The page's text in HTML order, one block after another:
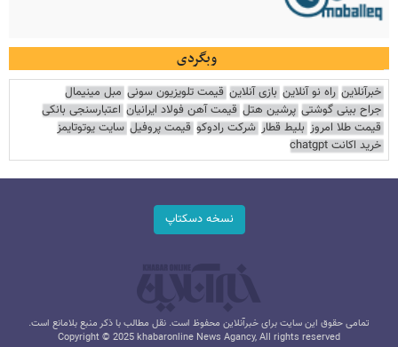
وبگردی
خبرآنلاین راه نو آنلاین بازی آنلاین قیمت تلویزیون سونی مبل مینیمال
جراح بینی گوشتی پرشین هتل قیمت آهن فولاد ایرانیان اعتبارسنجی بانکی
قیمت طلا امروز بلیط قطار شرکت رادوکو قیمت پروفیل سایت یوتوتایمز
خرید اکانت chatgpt
نسخه دسکتاپ
تمامی حقوق این سایت برای خبرآنلاین محفوظ است. نقل مطالب با ذکر منبع بلامانع است.
Copyright © 2025 khabaronline News Agancy, All rights reserved